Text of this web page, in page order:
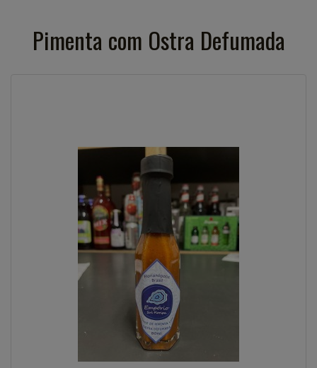
Pimenta com Ostra Defumada